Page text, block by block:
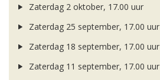
Zaterdag 2 oktober, 17.00 uur
Zaterdag 25 september, 17.00 uur
Zaterdag 18 september, 17.00 uur
Zaterdag 11 september, 17.00 uur